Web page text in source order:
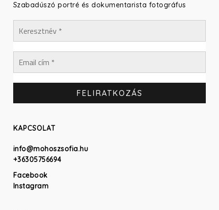
Szabadúszó portré és dokumentarista fotográfus
KAPCSOLAT
info@mohoszsofia.hu
+36305756694
Facebook
Instagram